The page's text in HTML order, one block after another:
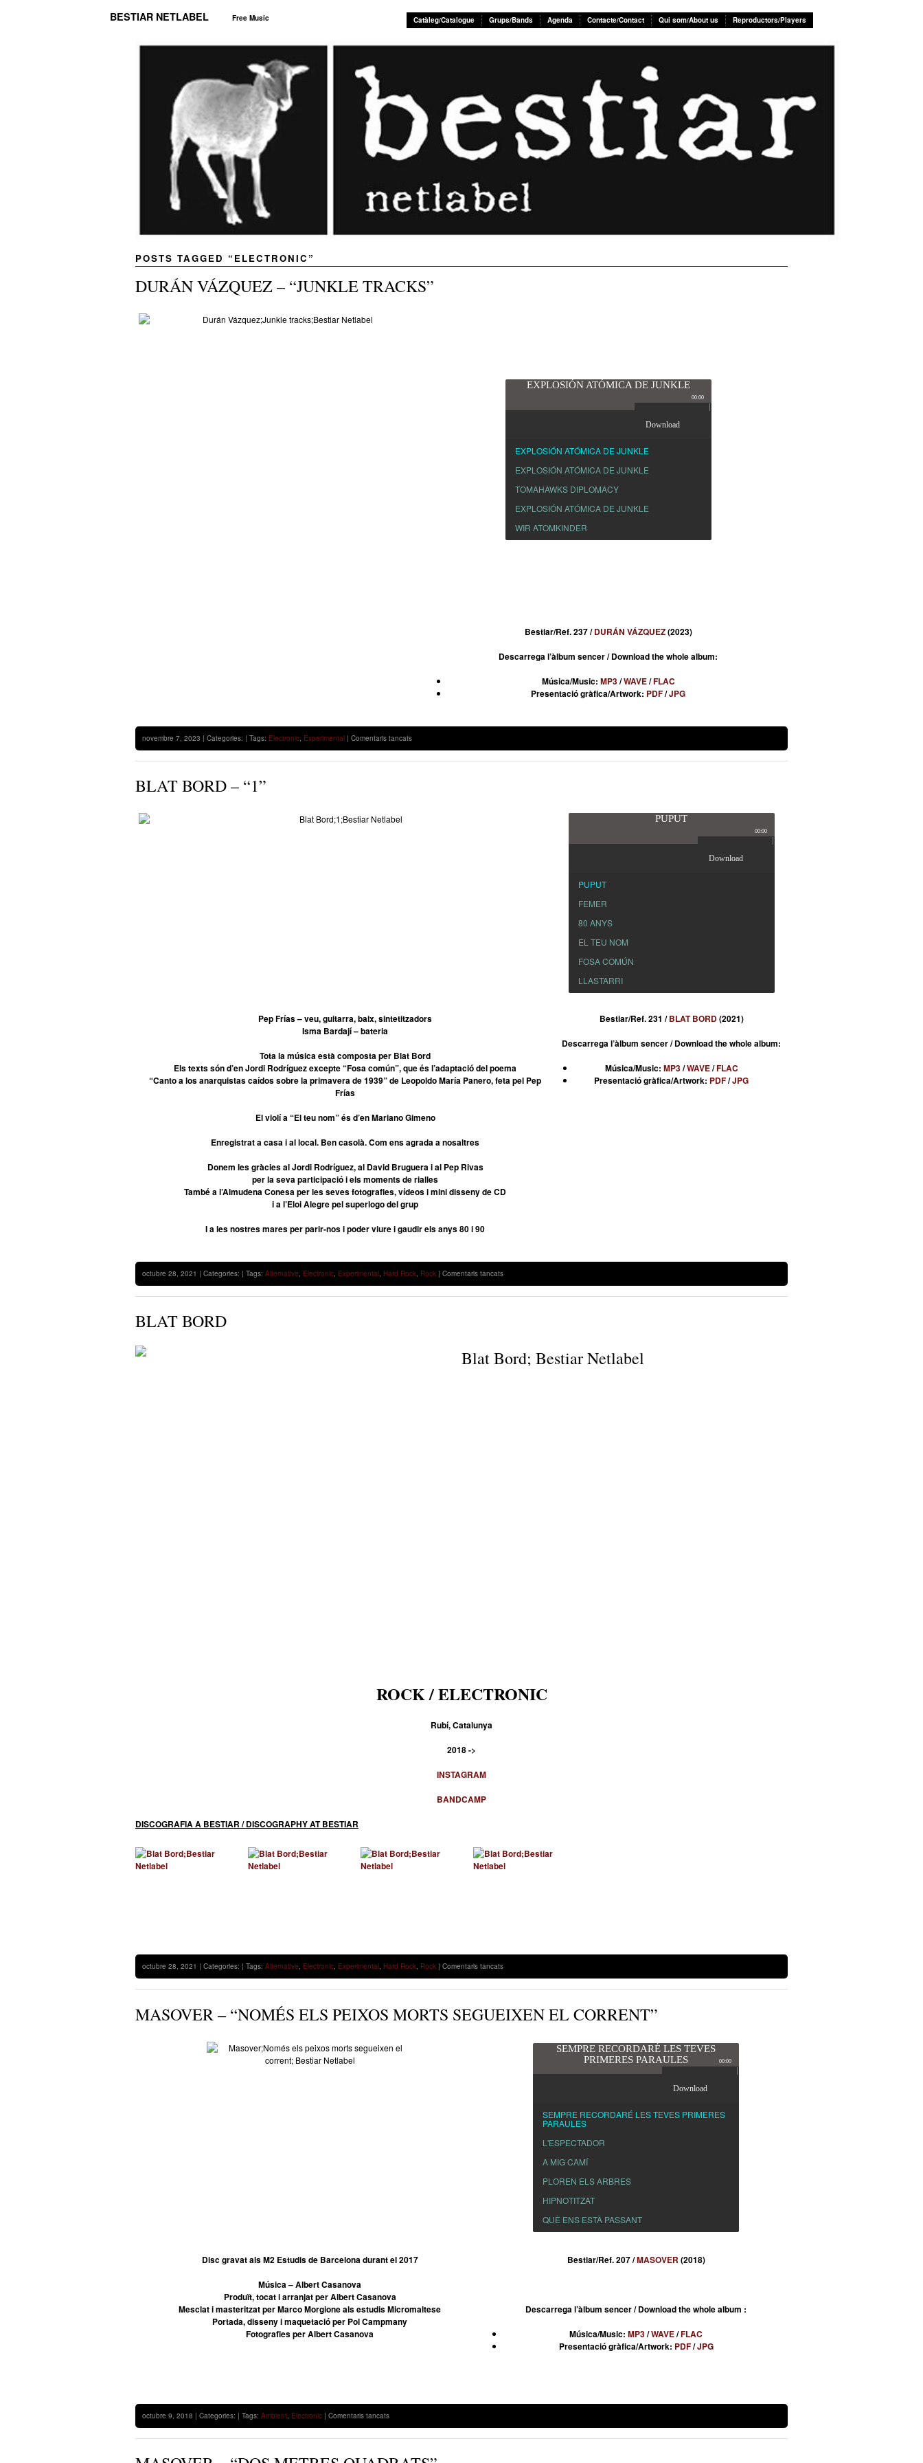
BESTIAR NETLABEL Free Music Catàleg/Catalogue Grups/Bands Agenda Contacte/Contact Qui som/About us Reproductors/Players
POSTS TAGGED “ ELECTRONIC ”
DURÁN VÁZQUEZ – “JUNKLE TRACKS”
EXPLOSIÓN ATÓMICA DE JUNKLE
00:00
Download
EXPLOSIÓN ATÓMICA DE JUNKLE
EXPLOSIÓN ATÓMICA DE JUNKLE
TOMAHAWKS DIPLOMACY
EXPLOSIÓN ATÓMICA DE JUNKLE
WIR ATOMKINDER
Bestiar/Ref. 237 /DURÁN VÁZQUEZ(2023)
Descarrega l’àlbum sencer / Download the whole album:
Música/Music: MP3/WAVE/FLAC
Presentació gràfica/Artwork: PDF/JPG
novembre 7, 2023 | Categories: | Tags: Electronic Experimental | Comentaris tancatsa
BLAT BORD – “1”
PUPUT
00:00
Download
PUPUT
FEMER
80 ANYS
EL TEU NOM
FOSA COMÚN
LLASTARRI
Pep Frías – veu, guitarra, baix, sintetitzadors
Isma Bardají – bateria
Tota la música està composta per Blat Bord
Els texts són d’en Jordi Rodríguez excepte “Fosa común”, que és l’adaptació del poema
“Canto a los anarquistas caídos sobre la primavera de 1939” de Leopoldo María Panero, feta pel Pep
Frías
El violí a “El teu nom” és d’en Mariano Gimeno
Enregistrat a casa i al local. Ben casolà. Com ens agrada a nosaltres
Donem les gràcies al Jordi Rodríguez, al David Bruguera i al Pep Rivas
per la seva participació i els moments de rialles
També a l’Almudena Conesa per les seves fotografies, vídeos i mini disseny de CD
i a l’Eloi Alegre pel superlogo del grup
I a les nostres mares per parir-nos i poder viure i gaudir els anys 80 i 90
Bestiar/Ref. 231 /BLAT BORD(2021)
Descarrega l’àlbum sencer / Download the whole album:
Música/Music: MP3/WAVE/FLAC
Presentació gràfica/Artwork: PDF/JPG
octubre 28, 2021 | Categories: | Tags: Alternative, Electronic, Experimental, Hard Rock, Rock | Comentaris tancatsa
BLAT BORD
ROCK / ELECTRONIC
Rubí, Catalunya
2018 ->
INSTAGRAM
BANDCAMP
DISCOGRAFIA A BESTIAR / DISCOGRAPHY AT BESTIAR
octubre 28, 2021 | Categories: | Tags: Alternative, Electronic, Experimental, Hard Rock, Rock | Comentaris tancatsa
MASOVER – “NOMÉS ELS PEIXOS MORTS SEGUEIXEN EL CORRENT”
SEMPRE RECORDARÉ LES TEVES
PRIMERES PARAULES
00:00
Download
SEMPRE RECORDARÉ LES TEVES PRIMERES
PARAULES
L'ESPECTADOR
A MIG CAMÍ
PLOREN ELS ARBRES
HIPNOTITZAT
QUÈ ENS ESTÀ PASSANT
Disc gravat als M2 Estudis de Barcelona durant el 2017
Música – Albert Casanova
Produït, tocat i arranjat per Albert Casanova
Mesclat i masteritzat per Marco Morgione als estudis Micromaltese
Portada, disseny i maquetació per Pol Campmany
Fotografies per Albert Casanova
Bestiar/Ref. 207 /MASOVER (2018)
Descarrega l’àlbum sencer / Download the whole album :
Música/Music: MP3/WAVE/FLAC
Presentació gràfica/Artwork: PDF/JPG
octubre 9, 2018 | Categories: | Tags: Ambient Electronic | Comentaris tancatsa